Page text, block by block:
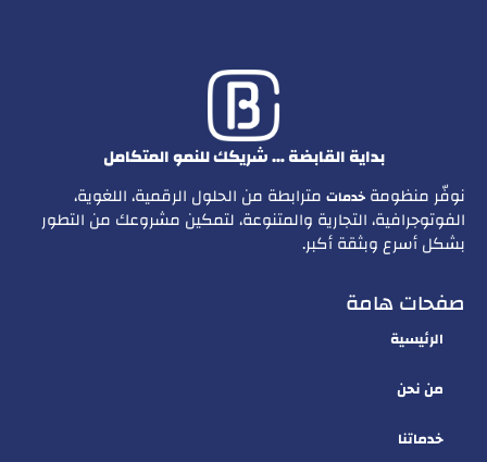
بداية القابضة … شريكك للنمو المتكامل
نوفّر منظومة خدمات مترابطة من الحلول الرقمية، اللغوية،
الفوتوجرافية، التجارية والمتنوعة، لتمكين مشروعك من التطور
بشكل أسرع وبثقة أكبر.
صفحات هامة
الرئيسية
من نحن
خدماتنا